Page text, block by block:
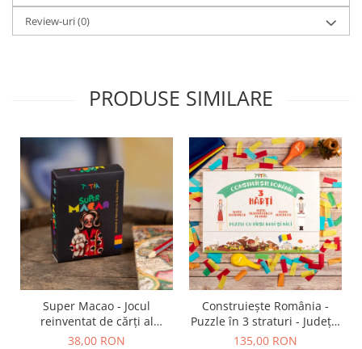
Review-uri(0)
PRODUSE SIMILARE
Super Macao - Jocul
reinventat de cărți al
copilăriei
38,00 RON
Construiește România -
Puzzle în 3 straturi - Județe,
Regiuni, Relief
135,00 RON